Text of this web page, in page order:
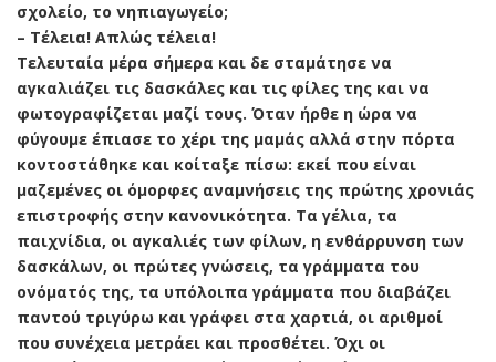
σχολείο, το νηπιαγωγείο;
– Τέλεια! Απλώς τέλεια!
Τελευταία μέρα σήμερα και δε σταμάτησε να
αγκαλιάζει τις δασκάλες και τις φίλες της και να
φωτογραφίζεται μαζί τους. Όταν ήρθε η ώρα να
φύγουμε έπιασε το χέρι της μαμάς αλλά στην πόρτα
κοντοστάθηκε και κοίταξε πίσω: εκεί που είναι
μαζεμένες οι όμορφες αναμνήσεις της πρώτης χρονιάς
επιστροφής στην κανονικότητα. Τα γέλια, τα
παιχνίδια, οι αγκαλιές των φίλων, η ενθάρρυνση των
δασκάλων, οι πρώτες γνώσεις, τα γράμματα του
ονόματός της, τα υπόλοιπα γράμματα που διαβάζει
παντού τριγύρω και γράφει στα χαρτιά, οι αριθμοί
που συνέχεια μετράει και προσθέτει. Όχι οι